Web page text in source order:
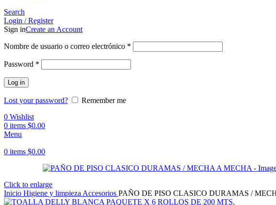
Search
Login / Register
Sign inCreate an Account
Nombre de usuario o correo electrónico *
Password *
Log in
Lost your password?
Remember me
0 Wishlist
0 items $0.00
Menu
0 items $0.00
Click to enlarge
Inicio Higiene y limpieza Accesorios PAÑO DE PISO CLASICO DURAMAS /